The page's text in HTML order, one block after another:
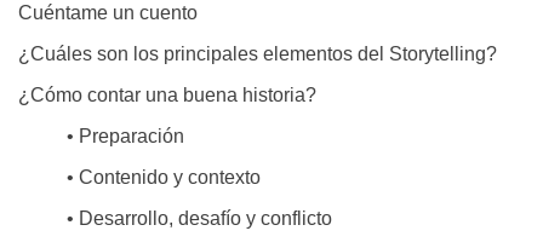
Cuéntame un cuento
¿Cuáles son los principales elementos del Storytelling?
¿Cómo contar una buena historia?
• Preparación
• Contenido y contexto
• Desarrollo, desafío y conflicto